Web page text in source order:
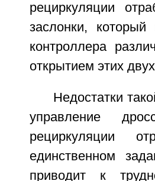
рециркуляции
заслонки, который
контроллера
открытием этих
Недостатки
управление
рециркуляции
единственном
приводит к